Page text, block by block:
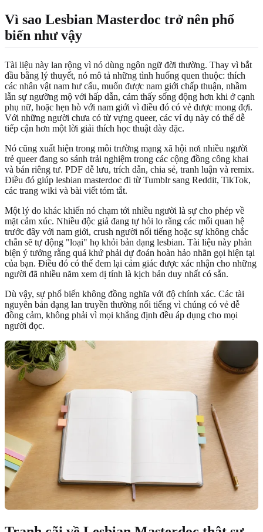
Vì sao Lesbian Masterdoc trở nên phổ
biến như vậy
Tài liệu này lan rộng vì nó dùng ngôn ngữ đời thường. Thay vì bắt
đầu bằng lý thuyết, nó mô tả những tình huống quen thuộc: thích
các nhân vật nam hư cấu, muốn được nam giới chấp thuận, nhầm
lẫn sự ngưỡng mộ với hấp dẫn, cảm thấy sống động hơn khi ở cạnh
phụ nữ, hoặc hẹn hò với nam giới vì điều đó có vẻ được mong đợi.
Với những người chưa có từ vựng queer, các ví dụ này có thể dễ
tiếp cận hơn một lời giải thích học thuật dày đặc.
Nó cũng xuất hiện trong môi trường mạng xã hội nơi nhiều người
trẻ queer đang so sánh trải nghiệm trong các cộng đồng công khai
và bán riêng tư. PDF dễ lưu, trích dẫn, chia sẻ, tranh luận và remix.
Điều đó giúp lesbian masterdoc đi từ Tumblr sang Reddit, TikTok,
các trang wiki và bài viết tóm tắt.
Một lý do khác khiến nó chạm tới nhiều người là sự cho phép về
mặt cảm xúc. Nhiều độc giả đang tự hỏi lo rằng các mối quan hệ
trước đây với nam giới, crush người nổi tiếng hoặc sự không chắc
chắn sẽ tự động "loại" họ khỏi bản dạng lesbian. Tài liệu này phản
biện ý tưởng rằng quá khứ phải dự đoán hoàn hảo nhãn gọi hiện tại
của bạn. Điều đó có thể đem lại cảm giác được xác nhận cho những
người đã nhiều năm xem dị tính là kịch bản duy nhất có sẵn.
Dù vậy, sự phổ biến không đồng nghĩa với độ chính xác. Các tài
nguyên bản dạng lan truyền thường nổi tiếng vì chúng có vẻ dễ
đồng cảm, không phải vì mọi khẳng định đều áp dụng cho mọi
người đọc.